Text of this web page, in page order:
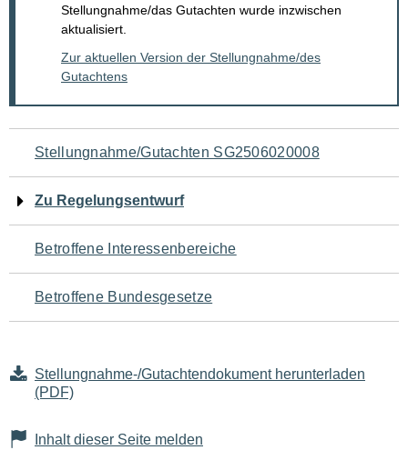
Stellungnahme/das Gutachten wurde inzwischen
aktualisiert.
Zur aktuellen Version der Stellungnahme/des
Gutachtens
Navigation
für
den
Seiteninhalt
Stellungnahme/Gutachten SG2506020008
Zu Regelungsentwurf
Betroffene Interessenbereiche
Betroffene Bundesgesetze
Stellungnahme-/Gutachtendokument herunterladen
(PDF)
Inhalt dieser Seite melden